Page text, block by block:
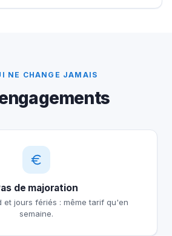
NE CHANGE JAMAIS
de majoration
et jours fériés : même tarif qu'en
semaine.